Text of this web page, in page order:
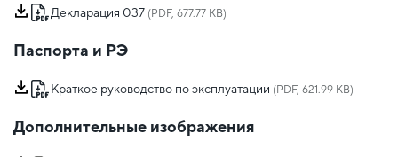
Декларация 037 (PDF, 677.77 KB)
Паспорта и РЭ
Краткое руководство по эксплуатации (PDF, 621.99 KB)
Дополнительные изображения